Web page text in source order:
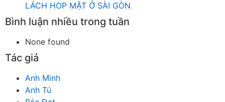
LÁCH HOP MẶT Ở SÀI GÒN
Bình luận nhiều trong tuần
None found
Tác giả
Anh Minh
Anh Tú